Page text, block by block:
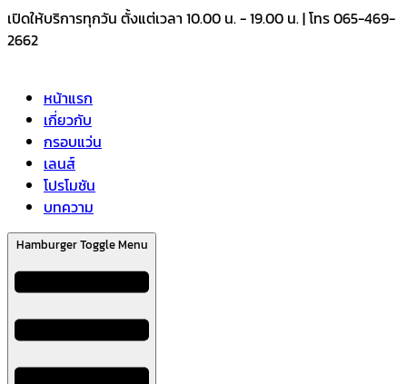
Skip
to
เปิดให้บริการทุกวัน ตั้งแต่เวลา 10.00 น. - 19.00 น. | โทร 065-469-
2662
หน้าแรก
เกี่ยวกับ
กรอบแว่น
เลนส์
โปรโมชัน
บทความ
Hamburger Toggle Menu